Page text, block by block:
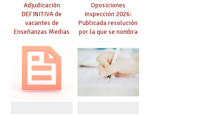
Adjudicación
DEFINITIVA de
vacantes de
Enseñanzas Medias
Oposiciones
Inspección 2026:
Publicada resolución
por la que se nombra
prácticas, se regulan
dichas prácticas y se
convoca acto público
de adjudicación